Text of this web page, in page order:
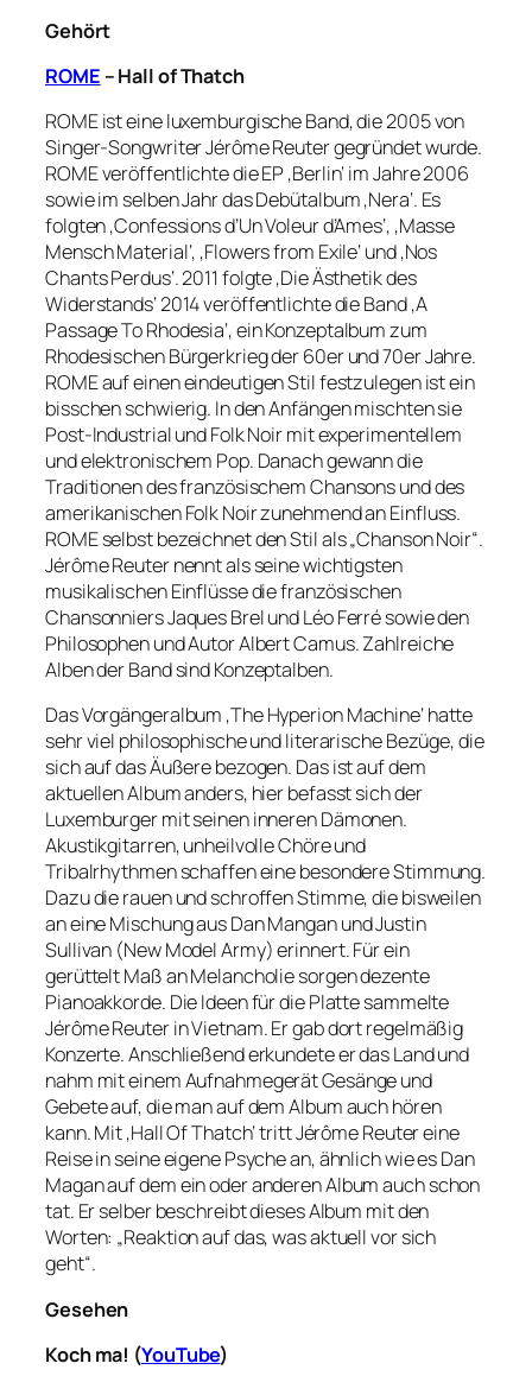
Gehört
ROME – Hall of Thatch
ROME ist eine luxemburgische Band, die 2005 von
Singer-Songwriter Jérôme Reuter gegründet wurde.
ROME veröffentlichte die EP ‚Berlin‘ im Jahre 2006
sowie im selben Jahr das Debütalbum ‚Nera‘. Es
folgten ‚Confessions d’Un Voleur d’Ames‘, ‚Masse
Mensch Material‘, ‚Flowers from Exile‘ und ‚Nos
Chants Perdus‘. 2011 folgte ‚Die Ästhetik des
Widerstands‘ 2014 veröffentlichte die Band ‚A
Passage To Rhodesia‘, ein Konzeptalbum zum
Rhodesischen Bürgerkrieg der 60er und 70er Jahre.
ROME auf einen eindeutigen Stil festzulegen ist ein
bisschen schwierig. In den Anfängen mischten sie
Post-Industrial und Folk Noir mit experimentellem
und elektronischem Pop. Danach gewann die
Traditionen des französischem Chansons und des
amerikanischen Folk Noir zunehmend an Einfluss.
ROME selbst bezeichnet den Stil als „Chanson Noir“.
Jérôme Reuter nennt als seine wichtigsten
musikalischen Einflüsse die französischen
Chansonniers Jaques Brel und Léo Ferré sowie den
Philosophen und Autor Albert Camus. Zahlreiche
Alben der Band sind Konzeptalben.
Das Vorgängeralbum ‚The Hyperion Machine‘ hatte
sehr viel philosophische und literarische Bezüge, die
sich auf das Äußere bezogen. Das ist auf dem
aktuellen Album anders, hier befasst sich der
Luxemburger mit seinen inneren Dämonen.
Akustikgitarren, unheilvolle Chöre und
Tribalrhythmen schaffen eine besondere Stimmung.
Dazu die rauen und schroffen Stimme, die bisweilen
an eine Mischung aus Dan Mangan und Justin
Sullivan (New Model Army) erinnert. Für ein
gerüttelt Maß an Melancholie sorgen dezente
Pianoakkorde. Die Ideen für die Platte sammelte
Jérôme Reuter in Vietnam. Er gab dort regelmäßig
Konzerte. Anschließend erkundete er das Land und
nahm mit einem Aufnahmegerät Gesänge und
Gebete auf, die man auf dem Album auch hören
kann. Mit ‚Hall Of Thatch‘ tritt Jérôme Reuter eine
Reise in seine eigene Psyche an, ähnlich wie es Dan
Magan auf dem ein oder anderen Album auch schon
tat. Er selber beschreibt dieses Album mit den
Worten: „Reaktion auf das, was aktuell vor sich
geht“.
Gesehen
Koch ma! (YouTube)